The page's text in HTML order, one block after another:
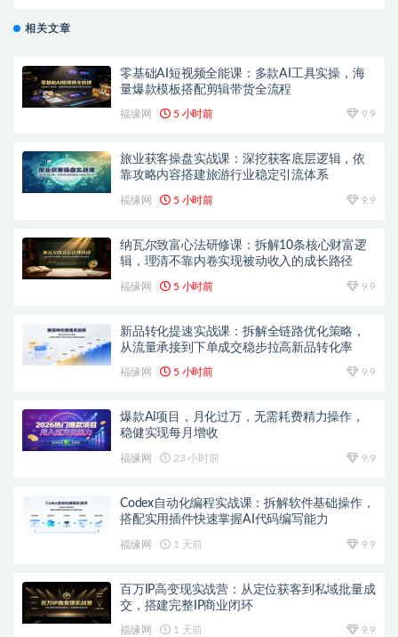
相关文章
零基础AI短视频全能课：多款AI工具实操，海
量爆款模板搭配剪辑带货全流程
福缘网 5 小时前 9.9
旅业获客操盘实战课：深挖获客底层逻辑，依
靠攻略内容搭建旅游行业稳定引流体系
福缘网 5 小时前 9.9
纳瓦尔致富心法研修课：拆解10条核心财富逻
辑，理清不靠内卷实现被动收入的成长路径
福缘网 5 小时前 9.9
新品转化提速实战课：拆解全链路优化策略，
从流量承接到下单成交稳步拉高新品转化率
福缘网 5 小时前 9.9
爆款Ai项目，月化过万，无需耗费精力操作，
稳健实现每月增收
福缘网 23 小时前 9.9
Codex自动化编程实战课：拆解软件基础操作，
搭配实用插件快速掌握AI代码编写能力
福缘网 1 天前 9.9
百万IP高变现实战营：从定位获客到私域批量成
交，搭建完整IP商业闭环
福缘网 1 天前 9.9